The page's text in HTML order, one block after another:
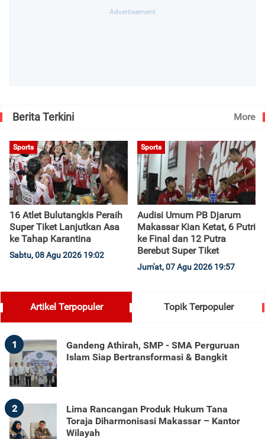
Berita Terkini More
Sports
16 Atlet Bulutangkis Peraih
Super Tiket Lanjutkan Asa
ke Tahap Karantina
Sabtu, 08 Agu 2026 19:02
Sports
Audisi Umum PB Djarum
Makassar Kian Ketat, 6 Putri
ke Final dan 12 Putra
Berebut Super Tiket
Jum'at, 07 Agu 2026 19:57
Artikel Terpopuler Topik Terpopuler
1
Gandeng Athirah, SMP - SMA Perguruan
Islam Siap Bertransformasi & Bangkit
2
Lima Rancangan Produk Hukum Tana
Toraja Diharmonisasi Makassar – Kantor
Wilayah